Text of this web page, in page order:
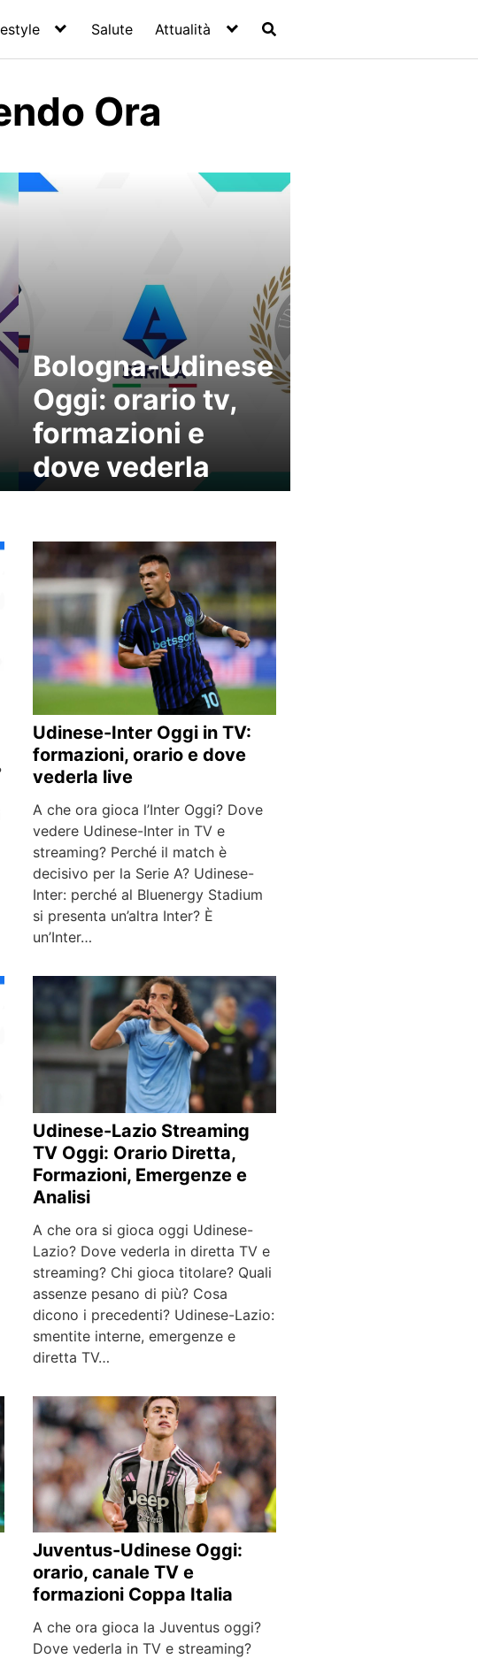
Salute Attualità
Ora
Bologna-Udinese
Oggi: orario tv,
formazioni e
dove vederla
Udinese-Inter Oggi in TV:
formazioni, orario e dove
vederla live
A che ora gioca l’Inter Oggi? Dove
vedere Udinese-Inter in TV e
streaming? Perché il match è
decisivo per la Serie A? Udinese-
Inter: perché al Bluenergy Stadium
si presenta un’altra Inter? È
un’Inter…
Udinese-Lazio Streaming
TV Oggi: Orario Diretta,
Formazioni, Emergenze e
Analisi
A che ora si gioca oggi Udinese-
Lazio? Dove vederla in diretta TV e
streaming? Chi gioca titolare? Quali
assenze pesano di più? Cosa
dicono i precedenti? Udinese-Lazio:
smentite interne, emergenze e
diretta TV…
Juventus-Udinese Oggi:
orario, canale TV e
formazioni Coppa Italia
A che ora gioca la Juventus oggi?
Dove vederla in TV e streaming?